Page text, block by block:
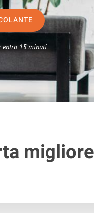
entro 15 minuti.
migliore